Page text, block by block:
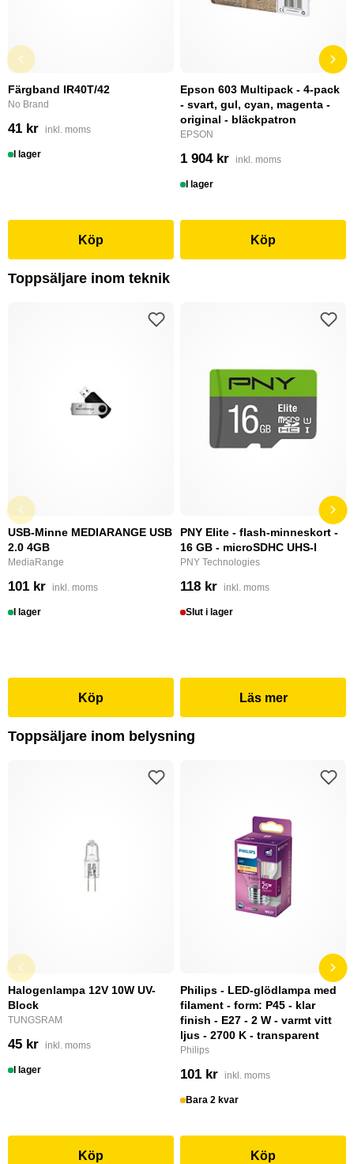
Färgband IR40T/42
No Brand
41 kr inkl. moms
I lager
Köp
Epson 603 Multipack - 4-pack
- svart, gul, cyan, magenta -
original - bläckpatron
EPSON
1 904 kr inkl. moms
I lager
Köp
Toppsäljare inom teknik
USB-Minne MEDIARANGE USB
2.0 4GB
MediaRange
101 kr inkl. moms
I lager
Köp
PNY Elite - flash-minneskort -
16 GB - microSDHC UHS-I
PNY Technologies
118 kr inkl. moms
Slut i lager
Läs mer
Toppsäljare inom belysning
Halogenlampa 12V 10W UV-
Block
TUNGSRAM
45 kr inkl. moms
I lager
Köp
Philips - LED-glödlampa med
filament - form: P45 - klar
finish - E27 - 2 W - varmt vitt
ljus - 2700 K - transparent
Philips
101 kr inkl. moms
Bara 2 kvar
Köp